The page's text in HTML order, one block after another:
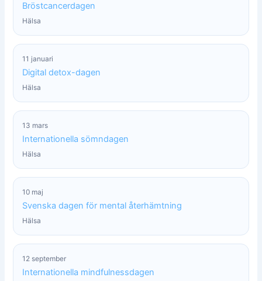
Bröstcancerdagen
Hälsa
11 januari
Digital detox-dagen
Hälsa
13 mars
Internationella sömndagen
Hälsa
10 maj
Svenska dagen för mental återhämtning
Hälsa
12 september
Internationella mindfulnessdagen